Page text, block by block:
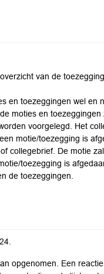
van de
en toezeggingen wel en
moties en
voorgelegd. Het
motie/toezegging is
collegebrief. De motie
toezegging is
de toezeggingen.
opgenomen. Een